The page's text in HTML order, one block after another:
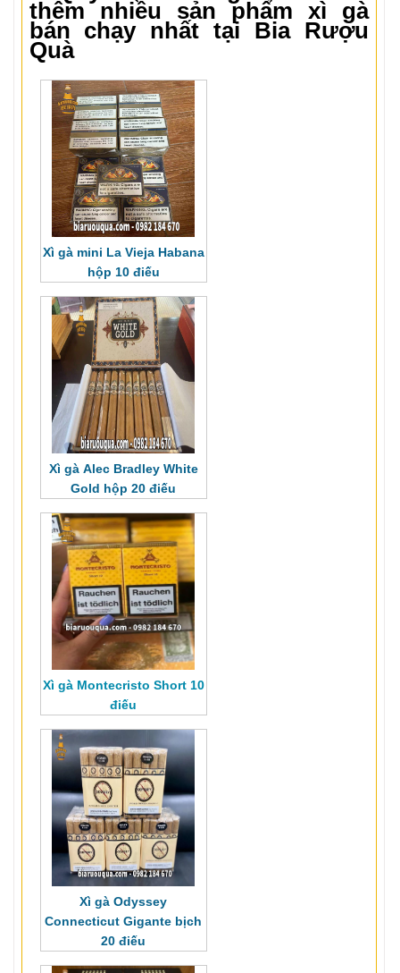
thêm nhiều sản phẩm xì gà
bán chạy nhất tại Bia Rượu
Quà
Xì gà mini La Vieja Habana
hộp 10 điếu
Xì gà Alec Bradley White
Gold hộp 20 điếu
Xì gà Montecristo Short 10
điếu
Xì gà Odyssey
Connecticut Gigante bịch
20 điếu